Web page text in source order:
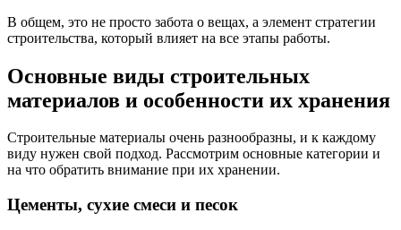
В общем, это не просто забота о вещах, а элемент стратегии
строительства, который влияет на все этапы работы.
Основные виды строительных
материалов и особенности их хранения
Строительные материалы очень разнообразны, и к каждому
виду нужен свой подход. Рассмотрим основные категории и
на что обратить внимание при их хранении.
Цементы, сухие смеси и песок